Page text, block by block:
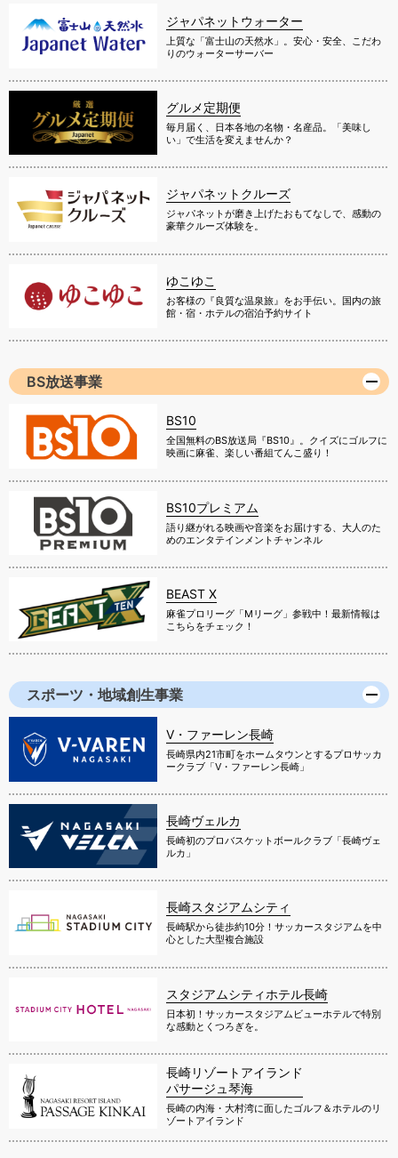
ジャパネットウォーター
上質な「富士山の天然水」。安心・安全、こだわ
りのウォーターサーバー
グルメ定期便
毎月届く、日本各地の名物・名産品。「美味し
い」で生活を変えませんか？
ジャパネットクルーズ
ジャパネットが磨き上げたおもてなしで、感動の
豪華クルーズ体験を。
ゆこゆこ
お客様の『良質な温泉旅』をお手伝い。国内の旅
館・宿・ホテルの宿泊予約サイト
BS放送事業
BS10
全国無料のBS放送局『BS10』。クイズにゴルフに
映画に麻雀、楽しい番組てんこ盛り！
BS10プレミアム
語り継がれる映画や音楽をお届けする、大人のた
めのエンタテインメントチャンネル
BEAST X
麻雀プロリーグ「Mリーグ」参戦中！最新情報は
こちらをチェック！
スポーツ・地域創生事業
V・ファーレン長崎
長崎県内21市町をホームタウンとするプロサッカ
ークラブ「V・ファーレン長崎」
長崎ヴェルカ
長崎初のプロバスケットボールクラブ「長崎ヴェ
ルカ」
長崎スタジアムシティ
長崎駅から徒歩約10分！サッカースタジアムを中
心とした大型複合施設
スタジアムシティホテル長崎
日本初！サッカースタジアムビューホテルで特別
な感動とくつろぎを。
長崎リゾートアイランド
パサージュ琴海
長崎の内海・大村湾に面したゴルフ＆ホテルのリ
ゾートアイランド